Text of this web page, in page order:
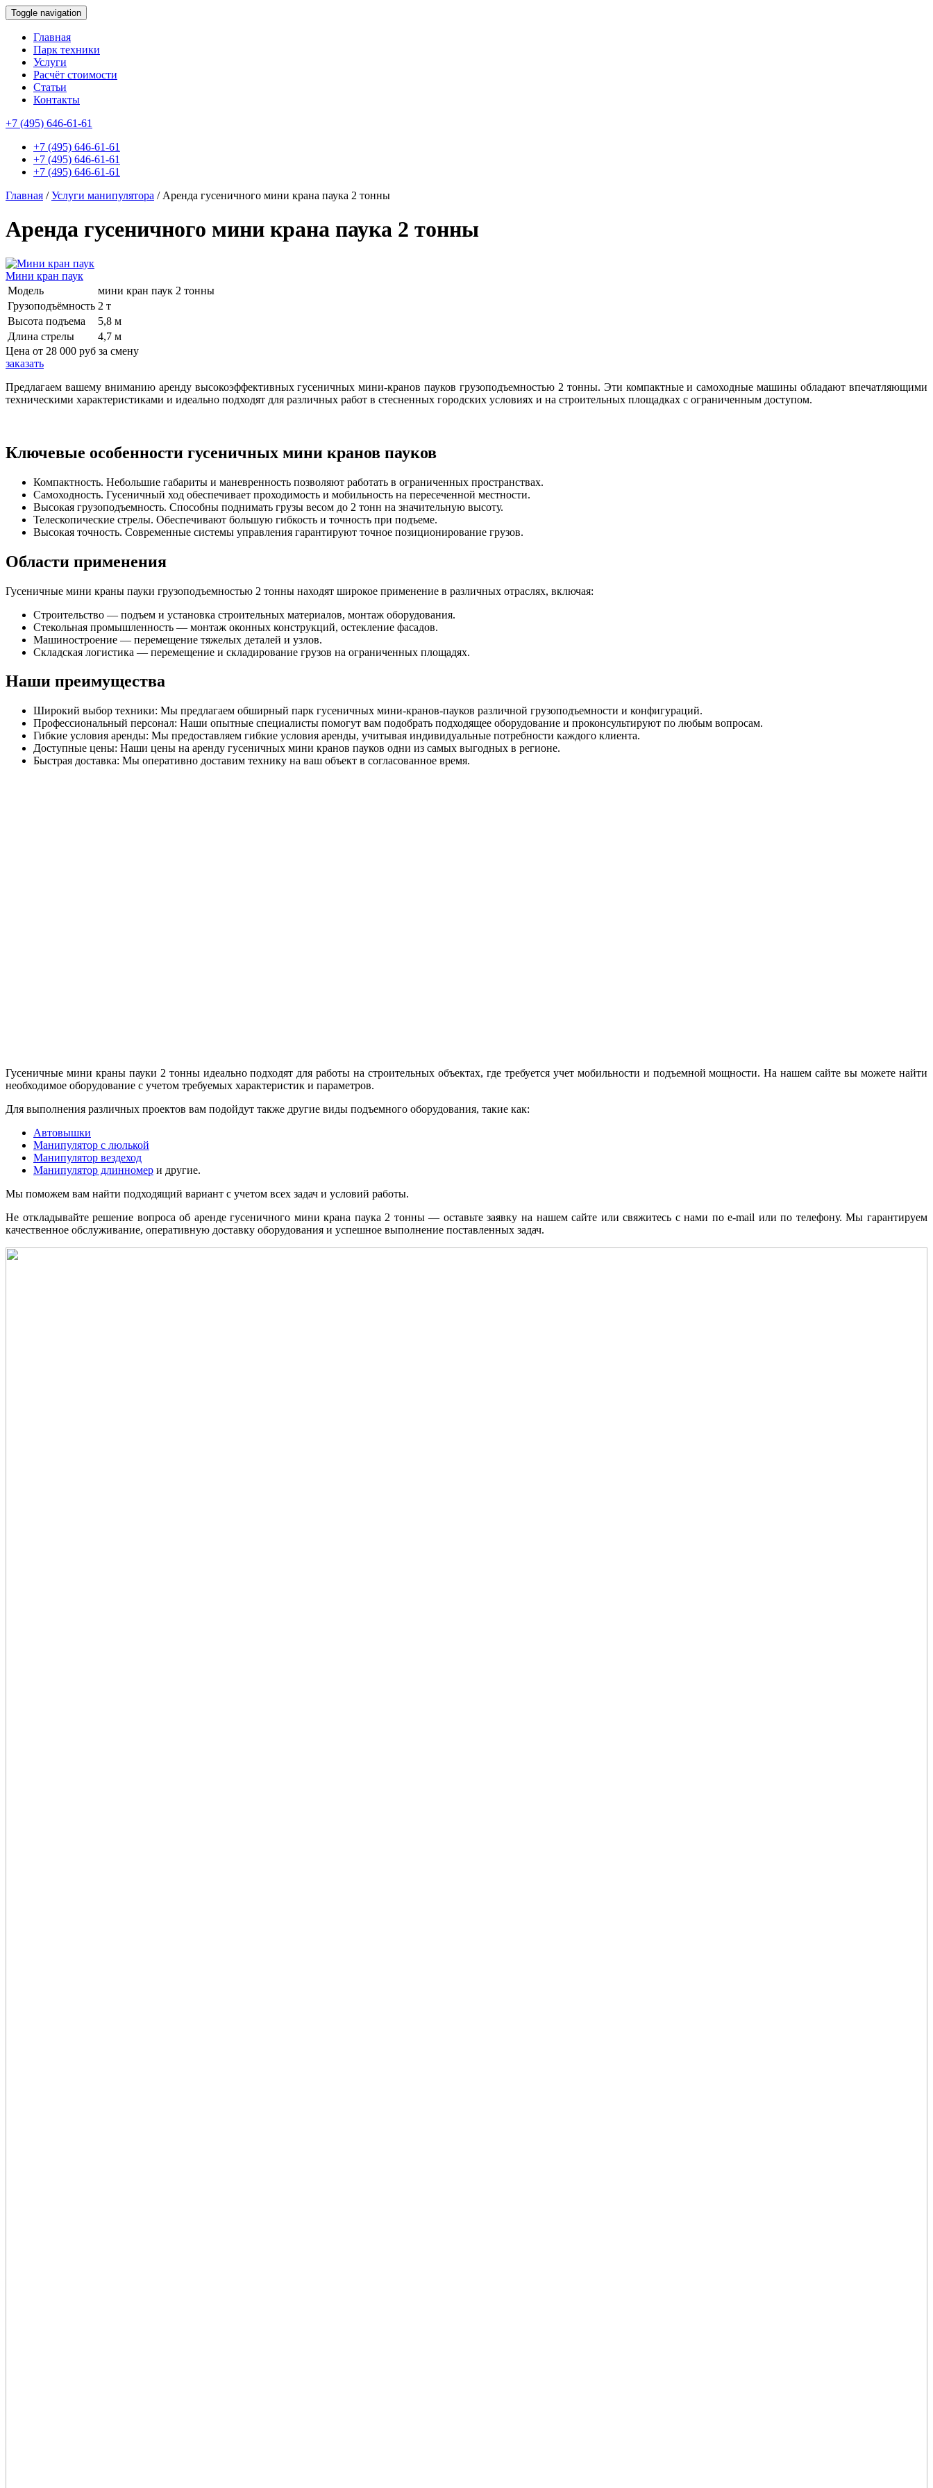
Toggle navigation
Главная
Парк техники
Услуги
Расчёт стоимости
Статьи
Контакты
id this page is: 47481
+7 (495) 646-61-61
+7 (495) 646-61-61
+7 (495) 646-61-61
+7 (495) 646-61-61
Главная /Услуги манипулятора / Аренда гусеничного мини крана паука 2 тонны
Аренда гусеничного мини крана паука 2 тонны
Мини кран паук
Модель
мини кран паук 2 тонны
Грузоподъёмность 2 т
Высота подъема
5,8 м
Длина стрелы
4,7 м
Цена от 28 000 руб за смену
заказать
Предлагаем вашему вниманию аренду высокоэффективных гусеничных мини-кранов пауков грузоподъемностью 2 тонны. Эти компактные и самоходные машины обладают впечатляющими
техническими характеристиками и идеально подходят для различных работ в стесненных городских условиях и на строительных площадках с ограниченным доступом.
Ключевые особенности гусеничных мини кранов пауков
Компактность. Небольшие габариты и маневренность позволяют работать в ограниченных пространствах.
Самоходность. Гусеничный ход обеспечивает проходимость и мобильность на пересеченной местности.
Высокая грузоподъемность. Способны поднимать грузы весом до 2 тонн на значительную высоту.
Телескопические стрелы. Обеспечивают большую гибкость и точность при подъеме.
Высокая точность. Современные системы управления гарантируют точное позиционирование грузов.
Области применения
Гусеничные мини краны пауки грузоподъемностью 2 тонны находят широкое применение в различных отраслях, включая:
Строительство — подъем и установка строительных материалов, монтаж оборудования.
Стекольная промышленность — монтаж оконных конструкций, остекление фасадов.
Машиностроение — перемещение тяжелых деталей и узлов.
Складская логистика — перемещение и складирование грузов на ограниченных площадях.
Наши преимущества
Широкий выбор техники: Мы предлагаем обширный парк гусеничных мини-кранов-пауков различной грузоподъемности и конфигураций.
Профессиональный персонал: Наши опытные специалисты помогут вам подобрать подходящее оборудование и проконсультируют по любым вопросам.
Гибкие условия аренды: Мы предоставляем гибкие условия аренды, учитывая индивидуальные потребности каждого клиента.
Доступные цены: Наши цены на аренду гусеничных мини кранов пауков одни из самых выгодных в регионе.
Быстрая доставка: Мы оперативно доставим технику на ваш объект в согласованное время.
Гусеничные мини краны пауки 2 тонны идеально подходят для работы на строительных объектах, где требуется учет мобильности и подъемной мощности. На нашем сайте вы можете найти
необходимое оборудование с учетом требуемых характеристик и параметров.
Для выполнения различных проектов вам подойдут также другие виды подъемного оборудования, такие как:
Автовышки
Манипулятор с люлькой
Манипулятор вездеход
Манипулятор длинномер и другие.
Мы поможем вам найти подходящий вариант с учетом всех задач и условий работы.
Не откладывайте решение вопроса об аренде гусеничного мини крана паука 2 тонны — оставьте заявку на нашем сайте или свяжитесь с нами по e-mail или по телефону. Мы гарантируем
качественное обслуживание, оперативную доставку оборудования и успешное выполнение поставленных задач.